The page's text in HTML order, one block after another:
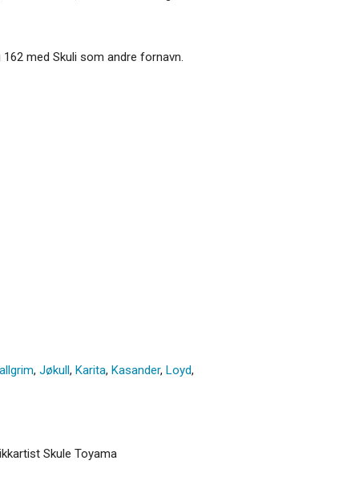
med Skuli som andre fornavn.
, Jøkull, Karita, Kasander, Loyd,
Skule Toyama